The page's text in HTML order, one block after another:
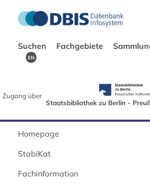
Suchen Fachgebiete
EN
Zugang über
Staatsbibliothek zu Berlin -
Homepage
StabiKat
Fachinformation